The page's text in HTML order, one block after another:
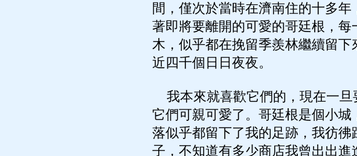
間，僅次於當時在濟南住的十多
著即將要離開的可愛的哥廷根，
木，似乎都在挽留季羨林繼續留
近四千個日日夜夜。
我本來就喜歡它們的，現在一旦
它們可親可愛了。哥廷根是個小城
落似乎都留下了我的足跡，我彷彿
子，不知道有多少商店我曾出出進